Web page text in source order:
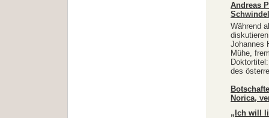
Andreas
Während
Johannes
Mühe,
des
Norica,
„Ich will